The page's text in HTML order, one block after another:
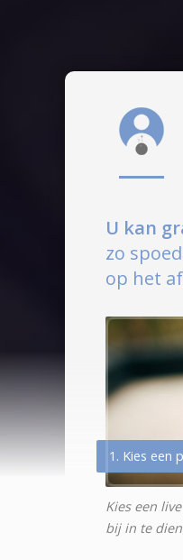
U kan
zo
op het
1. Kies een
Kies een
bij in te